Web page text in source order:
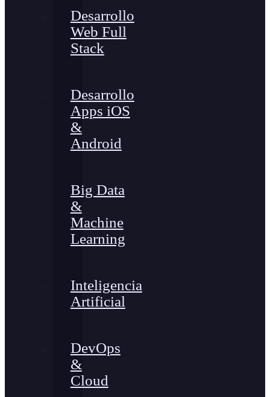
Desarrollo
Web Full
Stack
Desarrollo
Apps iOS
&
Android
Big Data
&
Machine
Learning
Inteligencia
Artificial
DevOps
&
Cloud